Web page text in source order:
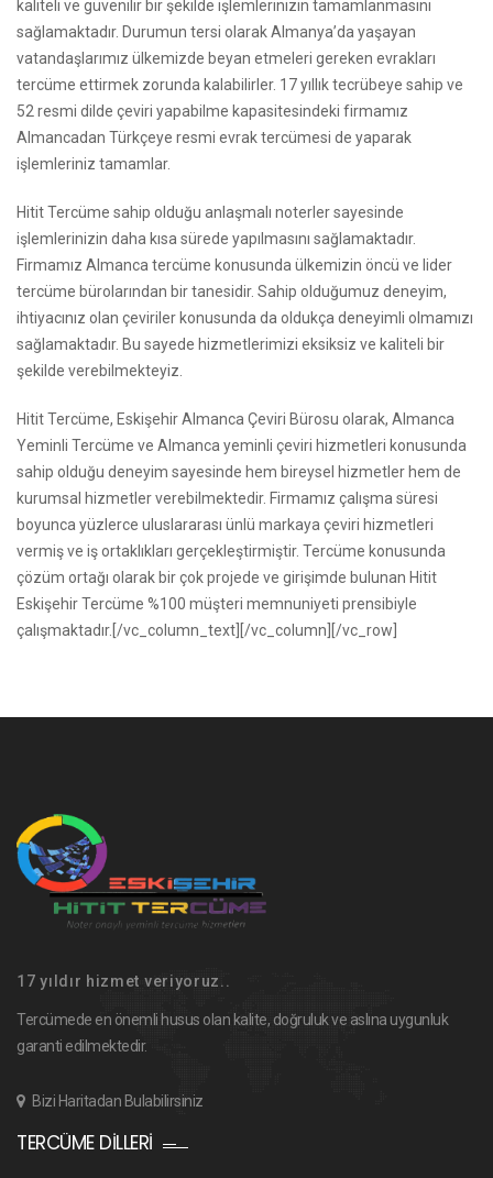
kaliteli ve güvenilir bir şekilde işlemlerinizin tamamlanmasını
sağlamaktadır. Durumun tersi olarak Almanya’da yaşayan
vatandaşlarımız ülkemizde beyan etmeleri gereken evrakları
tercüme ettirmek zorunda kalabilirler. 17 yıllık tecrübeye sahip ve
52 resmi dilde çeviri yapabilme kapasitesindeki firmamız
Almancadan Türkçeye resmi evrak tercümesi de yaparak
işlemleriniz tamamlar.
Hitit Tercüme sahip olduğu anlaşmalı noterler sayesinde
işlemlerinizin daha kısa sürede yapılmasını sağlamaktadır.
Firmamız Almanca tercüme konusunda ülkemizin öncü ve lider
tercüme bürolarından bir tanesidir. Sahip olduğumuz deneyim,
ihtiyacınız olan çeviriler konusunda da oldukça deneyimli olmamızı
sağlamaktadır. Bu sayede hizmetlerimizi eksiksiz ve kaliteli bir
şekilde verebilmekteyiz.
Hitit Tercüme, Eskişehir Almanca Çeviri Bürosu olarak, Almanca
Yeminli Tercüme ve Almanca yeminli çeviri hizmetleri konusunda
sahip olduğu deneyim sayesinde hem bireysel hizmetler hem de
kurumsal hizmetler verebilmektedir. Firmamız çalışma süresi
boyunca yüzlerce uluslararası ünlü markaya çeviri hizmetleri
vermiş ve iş ortaklıkları gerçekleştirmiştir. Tercüme konusunda
çözüm ortağı olarak bir çok projede ve girişimde bulunan Hitit
Eskişehir Tercüme %100 müşteri memnuniyeti prensibiyle
çalışmaktadır.[/vc_column_text][/vc_column][/vc_row]
17 yıldır hizmet veriyoruz..
Tercümede en önemli husus olan kalite, doğruluk ve aslına uygunluk
garanti edilmektedir.
Bizi Haritadan Bulabilirsiniz
TERCÜME DILLERI